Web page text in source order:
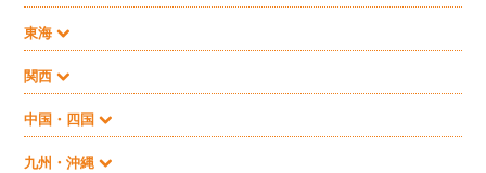
東海
関西
中国・四国
九州・沖縄